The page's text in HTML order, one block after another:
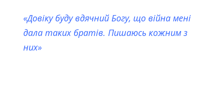
«Довіку буду вдячний Богу, що війна мені
дала таких братів. Пишаюсь кожним з
них»